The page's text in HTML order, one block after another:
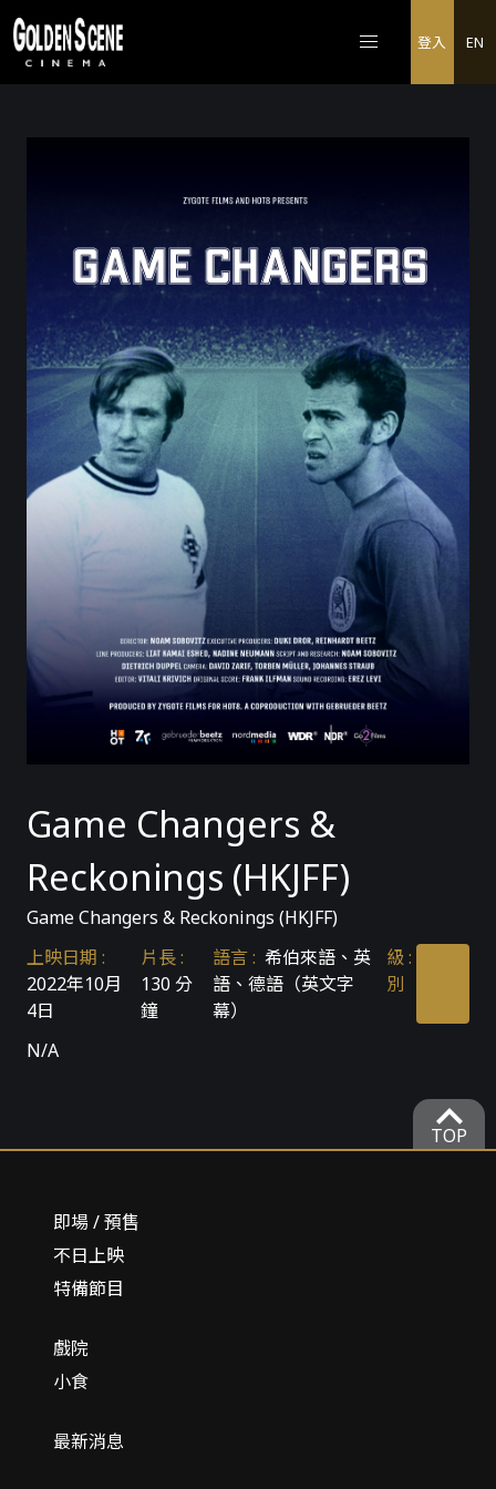
登入 EN
Game Changers &
Reckonings (HKJFF)
Game Changers & Reckonings (HKJFF)
上映日期 :
2022年10月
4日
片長:
130 分
鐘
語言: 希伯來語、英
語、德語（英文字
幕）
級
別
:
N/A
expand_more
TOP
即場 / 預售
不日上映
特備節目
戲院
小食
最新消息